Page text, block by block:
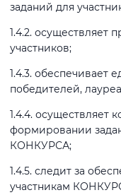
заданий для
1.4.2. осуществляет
участников;
1.4.3. обеспечивает
победителей,
1.4.4. осуществляет
формировании
КОНКУРСА;
1.4.5. следит за
участникам